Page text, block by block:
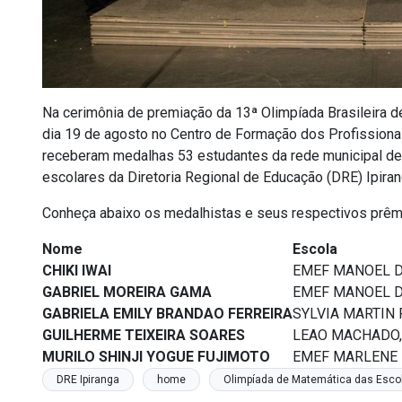
Na cerimônia de premiação da 13ª Olimpíada Brasileira
dia 19 de agosto no Centro de Formação dos
receberam medalhas 53 estudantes da rede municipal
escolares da Diretoria Regional de Educação (DRE)
Conheça abaixo os medalhistas e seus respectivos
Nome
Escola
CHIKI IWAI
EMEF MANOEL
GABRIEL MOREIRA GAMA
EMEF MANOEL
GABRIELA EMILY BRANDAO FERREIRASYLVIA MARTIN
GUILHERME TEIXEIRA SOARES
LEAO
MURILO SHINJI YOGUE FUJIMOTO
EMEF
DRE Ipiranga home Olimpíada de Matemática das